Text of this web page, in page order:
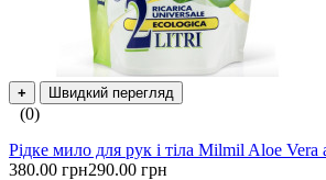
+ Швидкий перегляд
(0)
Рідке мило для рук і тіла Milmil Aloe Vera
380.00 грн290.00 грн